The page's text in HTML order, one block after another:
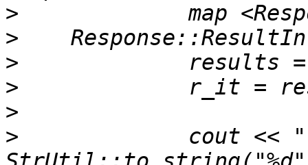
>
>
>
>
>
>
cout <<